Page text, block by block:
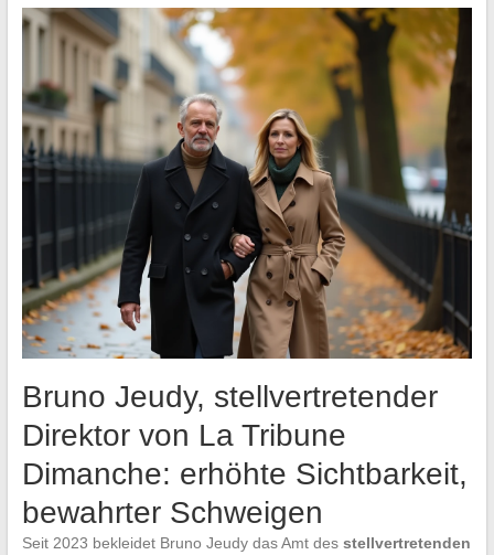
Bruno Jeudy, stellvertretender
Direktor von La Tribune
Dimanche: erhöhte Sichtbarkeit,
bewahrter Schweigen
Seit 2023 bekleidet Bruno Jeudy das Amt des stellvertretenden